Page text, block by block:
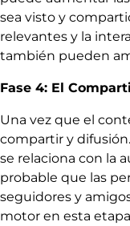
sea visto y
relevantes y la
también pueden
Fase 4: El
Una vez que el
compartir y
se relaciona con la
probable que las
seguidores y
motor en esta